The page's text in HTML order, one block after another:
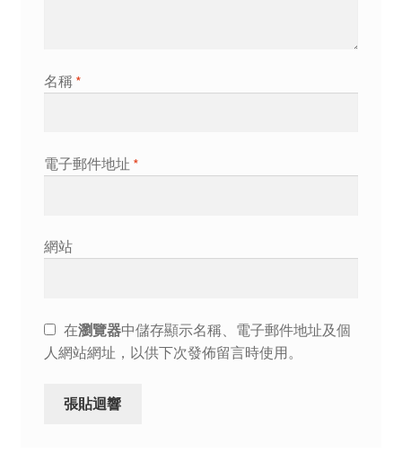
名稱 *
電子郵件地址 *
網站
在瀏覽器中儲存顯示名稱、電子郵件地址及個
人網站網址，以供下次發佈留言時使用。